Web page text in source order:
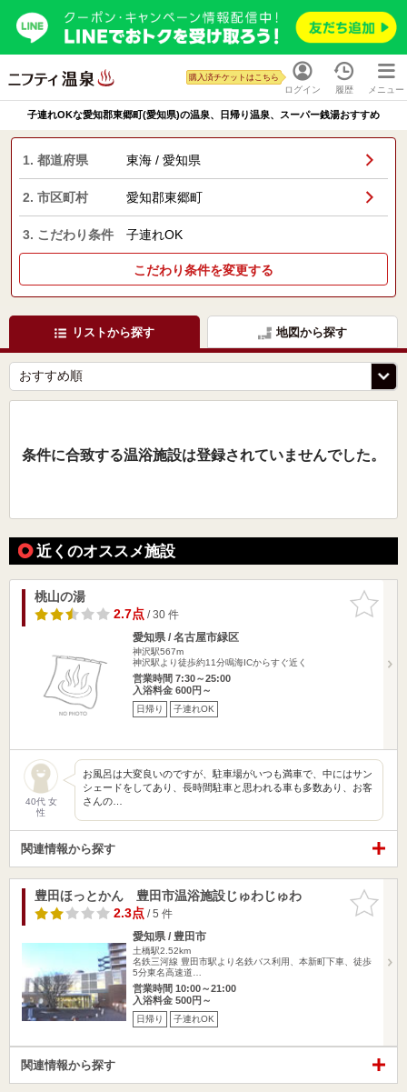
ログイン
購入済チケットはこちら
履歴 メニュー
子連れOKな愛知郡東郷町(愛知県)の温泉、日帰り温泉、スーパー銭湯おすすめ
1. 都道府県 東海 / 愛知県
2. 市区町村 愛知郡東郷町
3. こだわり条件 子連れOK
こだわり条件を変更する
リストから探す 地図から探す
条件に合致する温浴施設は登録されていませんでした。
近くのオススメ施設
お気に入
りに追加
桃山の湯
2.7点/ 30 件
愛知県 / 名古屋市緑区
神沢駅567m
神沢駅より徒歩約11分鳴海ICからすぐ近く
営業時間 7:30～25:00
入浴料金 600円～
日帰り 子連れOK
40代 女
性
お風呂は大変良いのですが、駐車場がいつも満車で、中にはサン
シェードをしてあり、長時間駐車と思われる車も多数あり、お客
さんの…
関連情報から探す
お気に入
りに追加
豊田ほっとかん 豊田市温浴施設じゅわじゅわ
2.3点/ 5 件
愛知県 / 豊田市
土橋駅2.52km
名鉄三河線 豊田市駅より名鉄バス利用、本新町下車、徒歩
5分東名高速道…
営業時間 10:00～21:00
入浴料金 500円～
日帰り 子連れOK
関連情報から探す